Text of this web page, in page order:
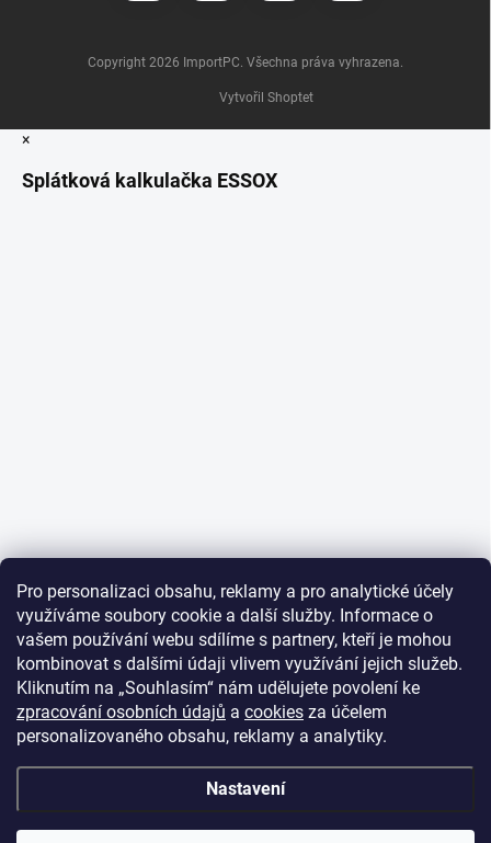
Pro personalizaci obsahu, reklamy a pro analytické účely
využíváme soubory cookie a další služby. Informace o
vašem používání webu sdílíme s partnery, kteří je mohou
kombinovat s dalšími údaji vlivem využívání jejich služeb.
Kliknutím na „Souhlasím“ nám udělujete povolení ke
zpracování osobních údajů a cookies za účelem
personalizovaného obsahu, reklamy a analytiky.
Nastavení
Vytvořil Shoptet
Copyright 2026 ImportPC. Všechna práva vyhrazena.
×
Splátková kalkulačka ESSOX